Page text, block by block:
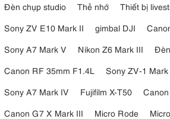
Đèn chụp studio
Thẻ nhớ
Thiết bị
Sony ZV E10 Mark II
gimbal DJI
Sony A7 Mark V
Nikon Z6 Mark III
Canon RF 35mm F1.4L
Sony ZV-1 Mark
Sony A7 Mark IV
Fujifilm X-T50
Canon G7 X Mark III
Micro Rode